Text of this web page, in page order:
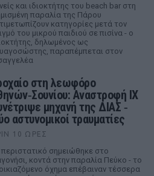
και ιδιοκτήτης του beach bar στη
παραλία της Πάρου
κατηγορίες μετά τον
του μικρού παιδιού σε πισίνα - ο
δηλωμένος ως
παραπέμπεται στον
στη λεωφόρο
Αναστροφή ΙΧ
μηχανή της ΔΙΑΣ ‑
αστυνομικοί τραυματίες
10 ΏΡΕΣ
περιστατικό σημειώθηκε στο
κοντά στην παραλία Πεύκο - το
όχημα επέβαιναν τέσσερα